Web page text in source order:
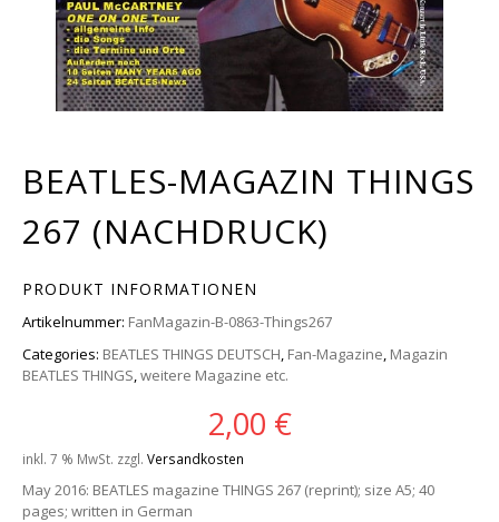
BEATLES-MAGAZIN THINGS
267 (NACHDRUCK)
PRODUKT INFORMATIONEN
Artikelnummer: FanMagazin-B-0863-Things267
Categories: BEATLES THINGS DEUTSCH, Fan-Magazine, Magazin
BEATLES THINGS,weitere Magazine etc.
2,00 €
inkl. 7 % MwSt. zzgl. Versandkosten
May 2016: BEATLES magazine THINGS 267 (reprint); size A5; 40
pages; written in German